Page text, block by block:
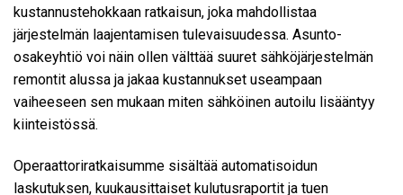
kustannustehokkaan ratkaisun, joka mahdollistaa
järjestelmän laajentamisen tulevaisuudessa. Asunto-
osakeyhtiö voi näin ollen välttää suuret sähköjärjestelmän
remontit alussa ja jakaa kustannukset useampaan
vaiheeseen sen mukaan miten sähköinen autoilu lisääntyy
kiinteistössä.
Operaattoriratkaisumme sisältää automatisoidun
laskutuksen, kuukausittaiset kulutusraportit ja tuen